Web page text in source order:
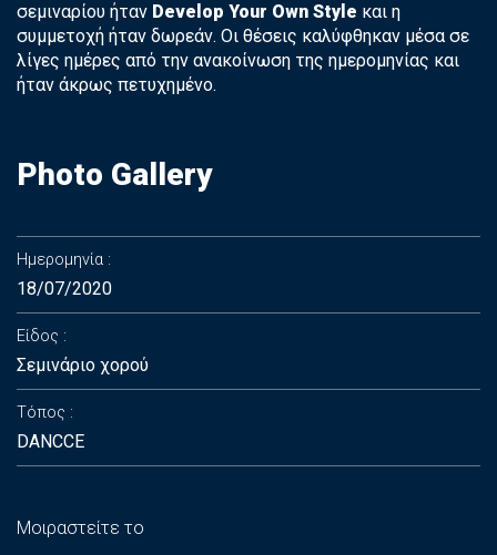
σεμιναρίου ήταν Develop Your Own Style και η
συμμετοχή ήταν δωρεάν. Οι θέσεις καλύφθηκαν μέσα σε
λίγες ημέρες από την ανακοίνωση της ημερομηνίας και
ήταν άκρως πετυχημένο.
Photo Gallery
Ημερομηνία
18/07/2020
Είδος
Σεμινάριο χορού
Τόπος
DANCCE
Μοιραστείτε το